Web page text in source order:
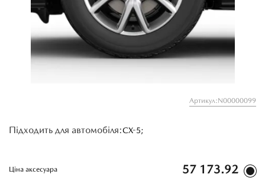
Артикул:N00000099
Підходить для автомобіля:CX-5;
Ціна аксесуара 57 173.92